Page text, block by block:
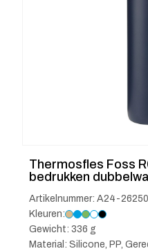
Thermosfles Foss
bedrukken
Artikelnummer: A24-
Kleuren:
Gewicht: 336 g
Material: Silicone, PP,